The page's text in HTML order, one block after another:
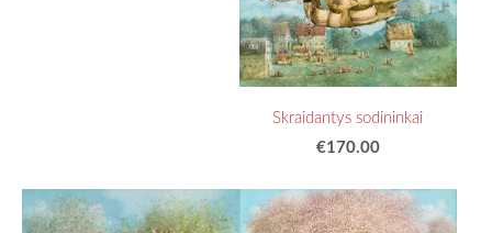
Skraidantys sodininkai
€170.00